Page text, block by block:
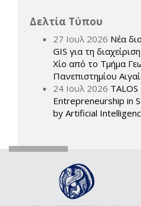
Δελτία Τύπου
27 Ιουλ 2026 Νέα
GIS για τη
Χίο από το Τμήμα
Πανεπιστημίου
24 Ιουλ 2026
Entrepreneurship in
by Artificial